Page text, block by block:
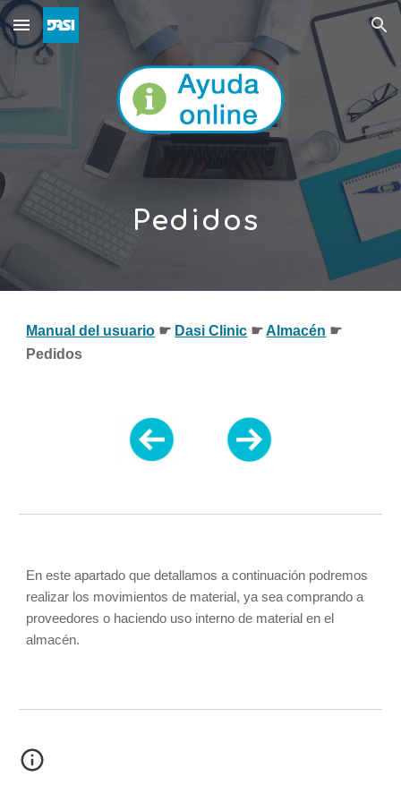
Skip to main content Skip to navigation
Pedidos
Manual del usuario ☛ Dasi Clinic ☛ Almacén ☛
Pedidos
En este apartado que detallamos a continuación podremos
realizar los movimientos de material, ya sea comprando a
proveedores o haciendo uso interno de material en el
almacén.